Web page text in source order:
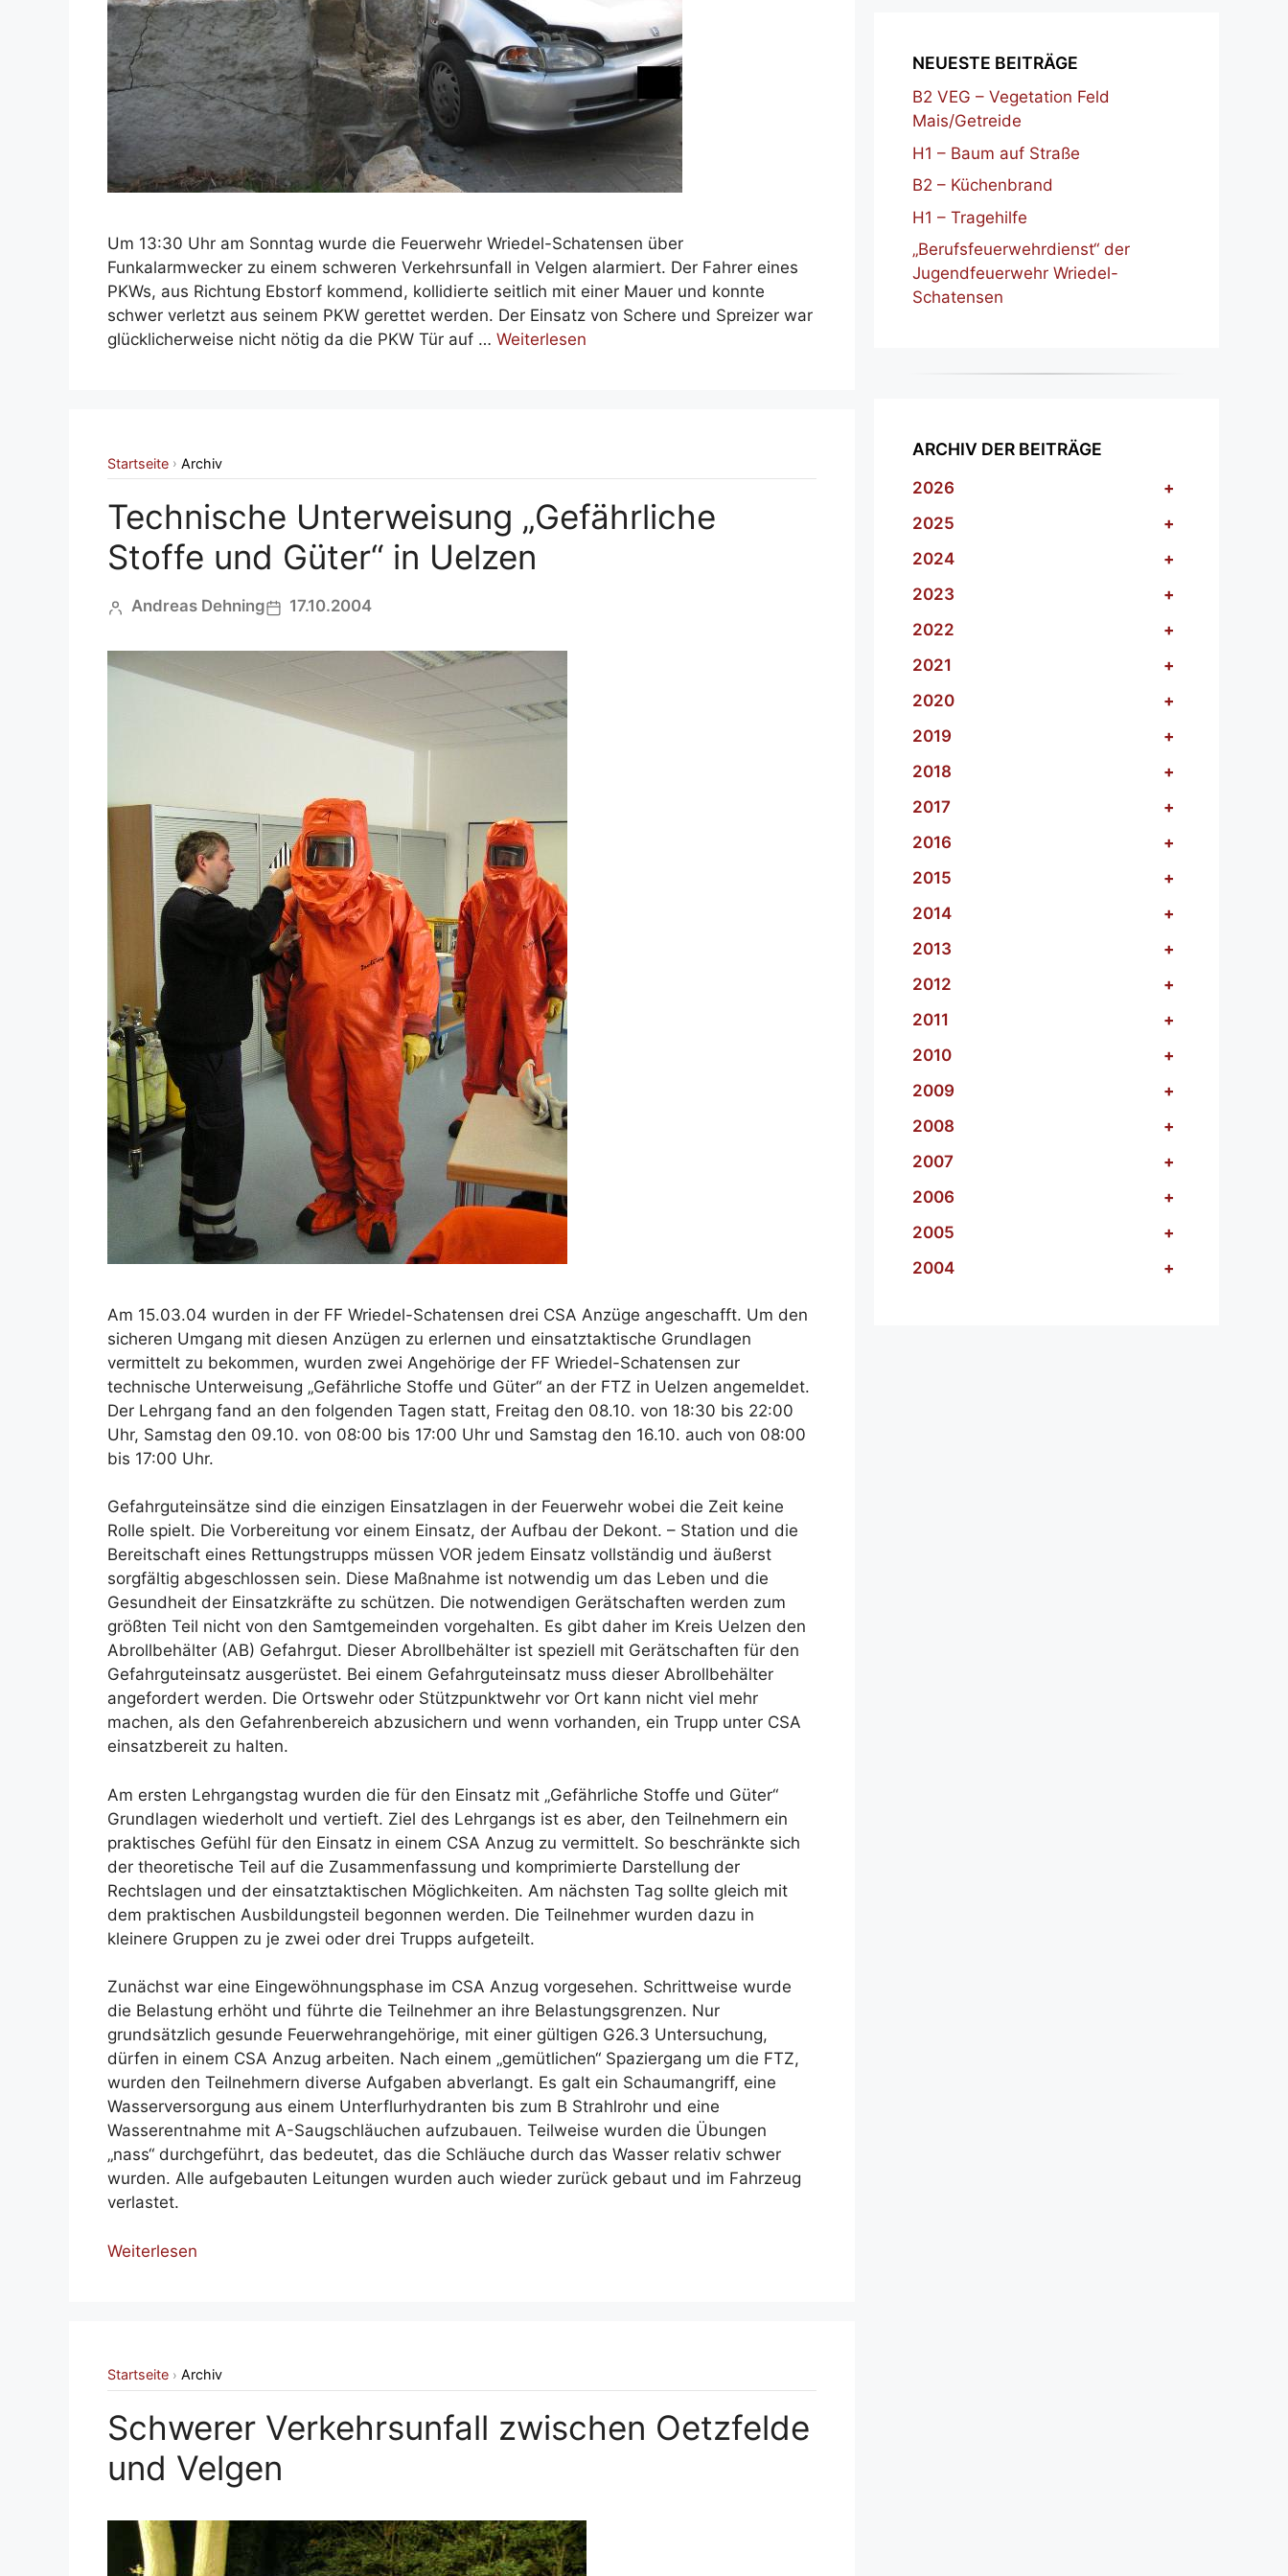
Um 13:30 Uhr am Sonntag wurde die Feuerwehr Wriedel-Schatensen über
Funkalarmwecker zu einem schweren Verkehrsunfall in Velgen alarmiert. Der Fahrer eines
PKWs, aus Richtung Ebstorf kommend, kollidierte seitlich mit einer Mauer und konnte
schwer verletzt aus seinem PKW gerettet werden. Der Einsatz von Schere und Spreizer war
glücklicherweise nicht nötig da die PKW Tür auf … Weiterlesen
Startseite › Archiv
Technische Unterweisung „Gefährliche
Stoffe und Güter“ in Uelzen
Andreas Dehning 17.10.2004
Am 15.03.04 wurden in der FF Wriedel-Schatensen drei CSA Anzüge angeschafft. Um den
sicheren Umgang mit diesen Anzügen zu erlernen und einsatztaktische Grundlagen
vermittelt zu bekommen, wurden zwei Angehörige der FF Wriedel-Schatensen zur
technische Unterweisung „Gefährliche Stoffe und Güter“ an der FTZ in Uelzen angemeldet.
Der Lehrgang fand an den folgenden Tagen statt, Freitag den 08.10. von 18:30 bis 22:00
Uhr, Samstag den 09.10. von 08:00 bis 17:00 Uhr und Samstag den 16.10. auch von 08:00
bis 17:00 Uhr.
Gefahrguteinsätze sind die einzigen Einsatzlagen in der Feuerwehr wobei die Zeit keine
Rolle spielt. Die Vorbereitung vor einem Einsatz, der Aufbau der Dekont. – Station und die
Bereitschaft eines Rettungstrupps müssen VOR jedem Einsatz vollständig und äußerst
sorgfältig abgeschlossen sein. Diese Maßnahme ist notwendig um das Leben und die
Gesundheit der Einsatzkräfte zu schützen. Die notwendigen Gerätschaften werden zum
größten Teil nicht von den Samtgemeinden vorgehalten. Es gibt daher im Kreis Uelzen den
Abrollbehälter (AB) Gefahrgut. Dieser Abrollbehälter ist speziell mit Gerätschaften für den
Gefahrguteinsatz ausgerüstet. Bei einem Gefahrguteinsatz muss dieser Abrollbehälter
angefordert werden. Die Ortswehr oder Stützpunktwehr vor Ort kann nicht viel mehr
machen, als den Gefahrenbereich abzusichern und wenn vorhanden, ein Trupp unter CSA
einsatzbereit zu halten.
Am ersten Lehrgangstag wurden die für den Einsatz mit „Gefährliche Stoffe und Güter“
Grundlagen wiederholt und vertieft. Ziel des Lehrgangs ist es aber, den Teilnehmern ein
praktisches Gefühl für den Einsatz in einem CSA Anzug zu vermittelt. So beschränkte sich
der theoretische Teil auf die Zusammenfassung und komprimierte Darstellung der
Rechtslagen und der einsatztaktischen Möglichkeiten. Am nächsten Tag sollte gleich mit
dem praktischen Ausbildungsteil begonnen werden. Die Teilnehmer wurden dazu in
kleinere Gruppen zu je zwei oder drei Trupps aufgeteilt.
Zunächst war eine Eingewöhnungsphase im CSA Anzug vorgesehen. Schrittweise wurde
die Belastung erhöht und führte die Teilnehmer an ihre Belastungsgrenzen. Nur
grundsätzlich gesunde Feuerwehrangehörige, mit einer gültigen G26.3 Untersuchung,
dürfen in einem CSA Anzug arbeiten. Nach einem „gemütlichen“ Spaziergang um die FTZ,
wurden den Teilnehmern diverse Aufgaben abverlangt. Es galt ein Schaumangriff, eine
Wasserversorgung aus einem Unterflurhydranten bis zum B Strahlrohr und eine
Wasserentnahme mit A-Saugschläuchen aufzubauen. Teilweise wurden die Übungen
„nass“ durchgeführt, das bedeutet, das die Schläuche durch das Wasser relativ schwer
wurden. Alle aufgebauten Leitungen wurden auch wieder zurück gebaut und im Fahrzeug
verlastet.
Weiterlesen
Startseite › Archiv
Schwerer Verkehrsunfall zwischen Oetzfelde
und Velgen
NEUESTE BEITRÄGE
B2 VEG – Vegetation Feld
Mais/Getreide
H1 – Baum auf Straße
B2 – Küchenbrand
H1 – Tragehilfe
„Berufsfeuerwehrdienst“ der
Jugendfeuerwehr Wriedel-
Schatensen
ARCHIV DER BEITRÄGE
2026
+
2025
+
2024
+
2023
+
2022
+
2021
+
2020
+
2019
+
2018
+
2017
+
2016
+
2015
+
2014
+
2013
+
2012
+
2011
+
2010
+
2009
+
2008
+
2007
+
2006
+
2005
+
2004
+